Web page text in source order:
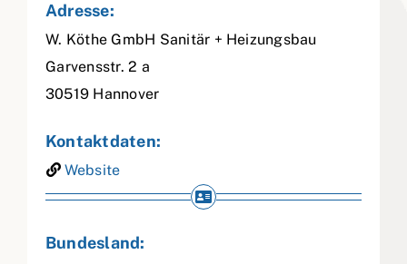
Adresse:
W. Köthe GmbH Sanitär + Heizungsbau
Garvensstr. 2 a
30519 Hannover
Kontaktdaten:
Website
Bundesland: